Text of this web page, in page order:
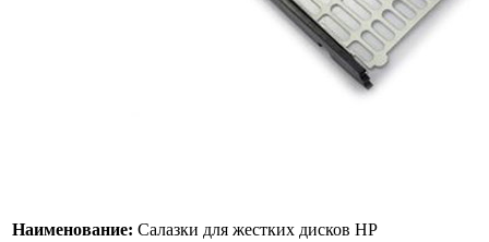
Наименование: Салазки для жестких дисков HP